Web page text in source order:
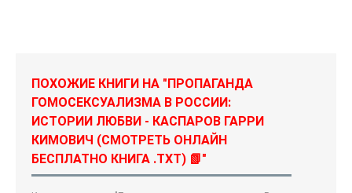
ПОХОЖИЕ КНИГИ НА "ПРОПАГАНДА
ГОМОСЕКСУАЛИЗМА В РОССИИ:
ИСТОРИИ ЛЮБВИ - КАСПАРОВ ГАРРИ
КИМОВИЧ (СМОТРЕТЬ ОНЛАЙН
БЕСПЛАТНО КНИГА .TXT) 📗"